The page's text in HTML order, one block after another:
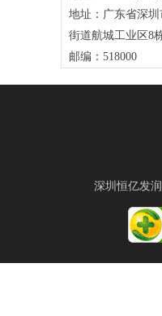
地址：广东省深
街道航城工业区8
邮编：518000
深圳恒亿发